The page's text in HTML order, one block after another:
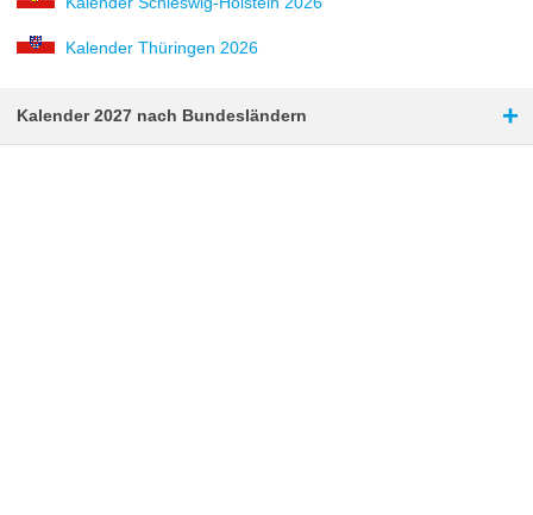
Kalender Thüringen 2026
Kalender 2027 nach Bundesländern +